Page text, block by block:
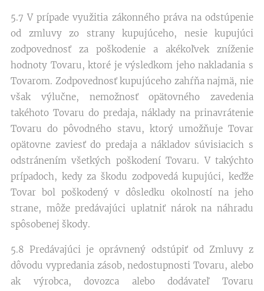
5.7 V prípade využitia zákonného práva na odstúpenie
od zmluvy zo strany kupujúceho, nesie kupujúci
zodpovednosť za poškodenie a akékoľvek zníženie
hodnoty Tovaru, ktoré je výsledkom jeho nakladania s
Tovarom. Zodpovednosť kupujúceho zahŕňa najmä, nie
však výlučne, nemožnosť opätovného zavedenia
takéhoto Tovaru do predaja, náklady na prinavrátenie
Tovaru do pôvodného stavu, ktorý umožňuje Tovar
opätovne zaviesť do predaja a nákladov súvisiacich s
odstránením všetkých poškodení Tovaru. V takýchto
prípadoch, kedy za škodu zodpovedá kupujúci, keďže
Tovar bol poškodený v dôsledku okolností na jeho
strane, môže predávajúci uplatniť nárok na náhradu
spôsobenej škody.
5.8 Predávajúci je oprávnený odstúpiť od Zmluvy z
dôvodu vypredania zásob, nedostupnosti Tovaru, alebo
ak výrobca, dovozca alebo dodávateľ Tovaru